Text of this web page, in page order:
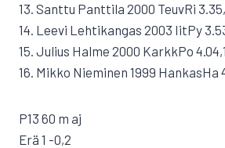
13. Santtu Panttila 2000 TeuvRi
14. Leevi Lehtikangas 2003 IitPy
15. Julius Halme 2000 KarkkPo
16. Mikko Nieminen 1999 HankasHa
P13 60 m aj
Erä 1 -0,2